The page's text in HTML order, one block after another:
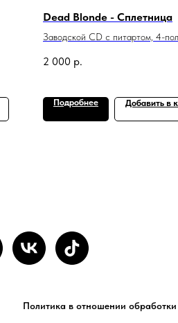
Dead Blonde - Сплетница
Заводской CD c питартом, 4-
2 000 р.
Подробнее Добавить в
Политика в отношении